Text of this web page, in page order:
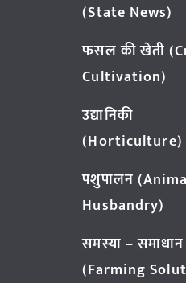
(State News)
फसल की खेती
Cultivation)
उद्यानिकी
(Horticulture)
पशुपालन
Husbandry)
समस्या – समाधान
(Farming